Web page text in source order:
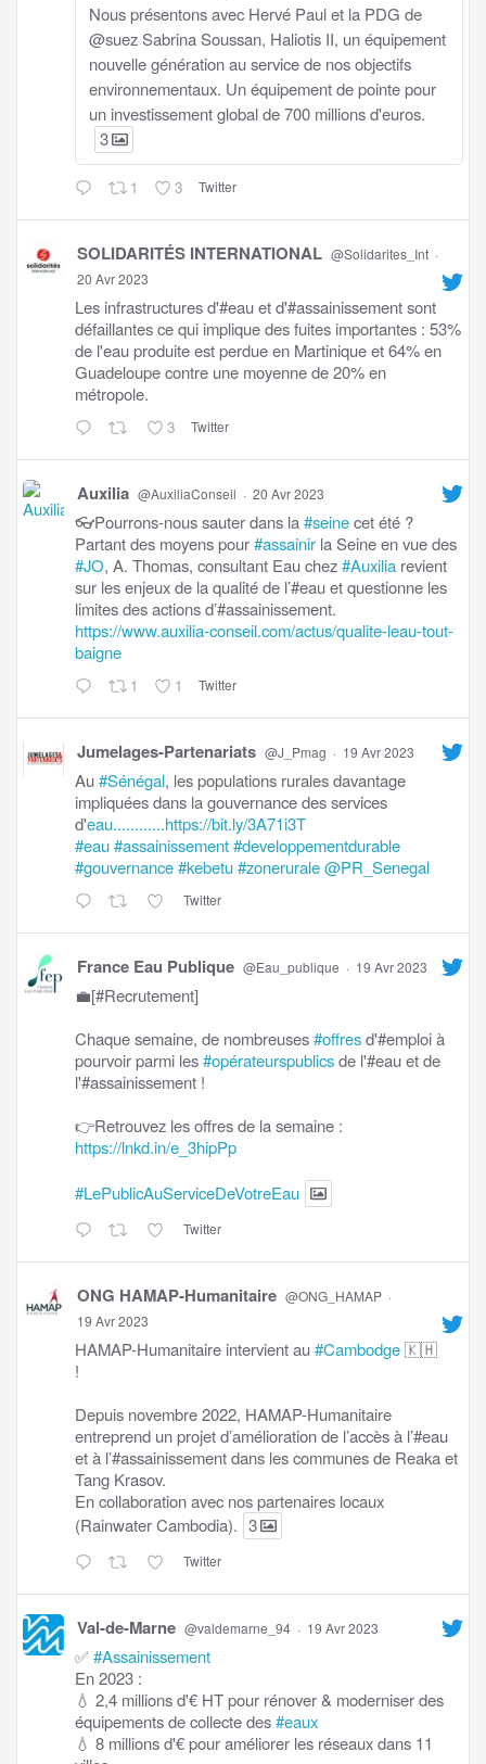
Nous présentons avec Hervé Paul et la PDG de
@suez Sabrina Soussan, Haliotis II, un équipement
nouvelle génération au service de nos objectifs
environnementaux. Un équipement de pointe pour
un investissement global de 700 millions d'euros.
3
1 3 Twitter
SOLIDARITÉS INTERNATIONAL @Solidarites_Int ·
20 Avr 2023
Les infrastructures d'#eau et d'#assainissement sont
défaillantes ce qui implique des fuites importantes : 53%
de l'eau produite est perdue en Martinique et 64% en
Guadeloupe contre une moyenne de 20% en
métropole.
3 Twitter
Auxilia @AuxiliaConseil · 20 Avr 2023
👓Pourrons-nous sauter dans la#seinecet été ?
Partant des moyens pour#assainir la Seine en vue des
#JO, A. Thomas, consultant Eau chez#Auxilia revient
sur les enjeux de la qualité de l’#eau et questionne les
limites des actions d’#assainissement.
https://www.auxilia-conseil.com/actus/qualite-leau-tout-
baigne
1 1 Twitter
Jumelages-Partenariats @J_Pmag · 19 Avr 2023
Au#Sénégal, les populations rurales davantage
impliquées dans la gouvernance des services
d'eau............https://bit.ly/3A71i3T
#eau#assainissement#developpementdurable
#gouvernance#kebetu#zonerurale@PR_Senegal
Twitter
France Eau Publique @Eau_publique · 19 Avr 2023
💼[#Recrutement]
Chaque semaine, de nombreuses#offresd'#emploi à
pourvoir parmi les#opérateurspublicsde l'#eau et de
l'#assainissement !
👉Retrouvez les offres de la semaine :
https://lnkd.in/e_3hipPp
#LePublicAuServiceDeVotreEau
Twitter
ONG HAMAP-Humanitaire @ONG_HAMAP ·
19 Avr 2023
HAMAP-Humanitaire intervient au#Cambodge🇰🇭
!
Depuis novembre 2022, HAMAP-Humanitaire
entreprend un projet d’amélioration de l’accès à l’#eau
et à l’#assainissement dans les communes de Reaka et
Tang Krasov.
En collaboration avec nos partenaires locaux
(Rainwater Cambodia). 3
Twitter
Val-de-Marne @valdemarne_94 · 19 Avr 2023
✅#Assainissement
En 2023 :
💧 2,4 millions d'€ HT pour rénover & moderniser des
équipements de collecte des#eaux
💧 8 millions d'€ pour améliorer les réseaux dans 11